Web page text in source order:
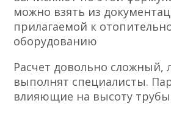
можно взять из
прилагаемой к
оборудованию
Расчет довольно сложный,
выполнят специалисты.
влияющие на высоту